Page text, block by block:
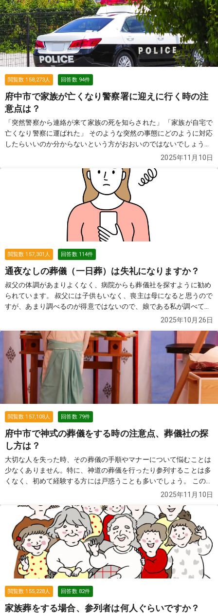
閲覧数 158,273人 回答数 94件
府中市で家族が亡くなり警察署に迎えに行く時の注
意点は？
「突然警察から連絡が来て家族の死を知らされた」 「家族が自宅で
亡くなり警察に運ばれた」 そのような突然の事態にどのように対応
したらいいのか分からないという方がおおいのではないでしょう
か。この質問では故人が亡くなり警察が介入した際の流れや費用な
2025年11月10日
閲覧数 157,301 人 回答数 114件
通夜なしの葬儀（一日葬）は失礼になりますか？
叔父の体調があまりよくなく、病院からも葬儀社を探すように勧め
られています。 叔父には子供もいなく、喪主は母になると思うので
すが、あまり調べるのが得意ではないので、娘である私が調べてい
をするのはちょっと...という感じなので、一日葬（通夜なしの葬
儀）を考えています。 親戚や本当に親しい人も合わせて20名はい
かないと思うのですが、通夜をしないと失礼になっていまうのでし
ょうか？
続きを見る
2025年10月26日
閲覧数 157,108人 回答数 79件
府中市で神式の葬儀をする時の注意点、葬儀社の探
し方は？
大切な人を失った時、その葬儀の手順やマナーについて悩むことは
少なくありません。特に、神道の葬儀を行ったり参列することは多
くなく、初めて経験する方には戸惑うことも多いでしょう。 この質
問では、神式の葬儀の特徴や手順、マナーについて詳しく解説しま
2025年11月10日
閲覧数 155,228人 回答数 82件
家族葬をする場合、参列者は何人ぐらいですか？